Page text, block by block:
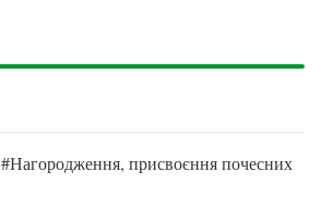
#Нагородження, присвоєння почесних